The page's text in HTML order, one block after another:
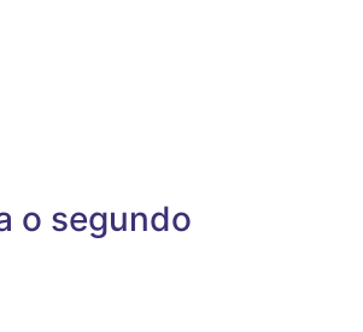
o segundo